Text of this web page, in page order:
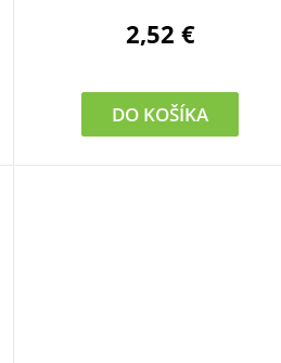
2,52 €
DO KOŠÍKA